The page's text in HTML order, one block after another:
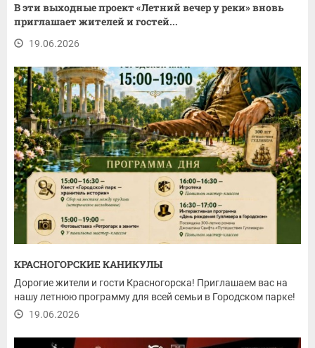
В эти выходные проект «Летний вечер у реки» вновь
приглашает жителей и гостей...
19.06.2026
КРАСНОГОРСКИЕ КАНИКУЛЫ
Дорогие жители и гости Красногорска! Приглашаем вас на
нашу летнюю программу для всей семьи в Городском парке!
19.06.2026